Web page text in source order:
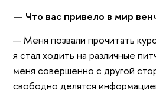
— Что вас привело в мир
— Меня позвали прочитать
я стал ходить на различные
меня совершенно с другой
свободно делятся